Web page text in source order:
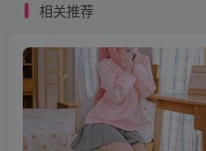
相关推荐